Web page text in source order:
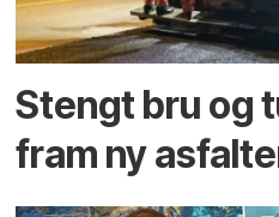
Stengt bru og
fram ny